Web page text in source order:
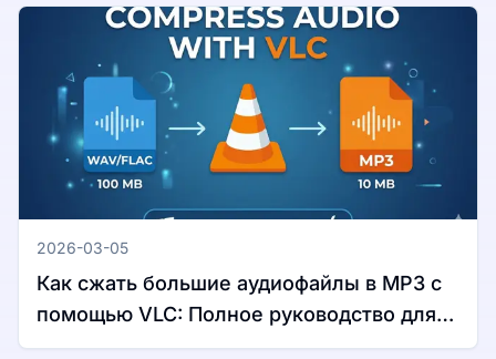
2026-03-05
Как сжать большие аудиофайлы в MP3 с
помощью VLC: Полное руководство для
Windows и Mac